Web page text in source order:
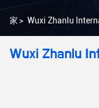
家 > Wuxi Zhanlu
Wuxi Zhanlu